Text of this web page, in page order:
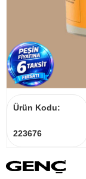
Ürün Kodu:
223676